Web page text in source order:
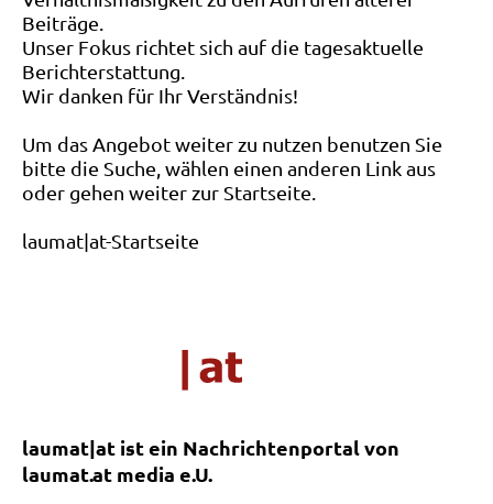
Beiträge.
Unser Fokus richtet sich auf die tagesaktuelle
Berichterstattung.
Wir danken für Ihr Verständnis!
Um das Angebot weiter zu nutzen benutzen Sie
bitte die Suche, wählen einen anderen Link aus
oder gehen weiter zur Startseite.
laumat|at-Startseite
laumat|at ist ein Nachrichtenportal von
laumat.at media e.U.